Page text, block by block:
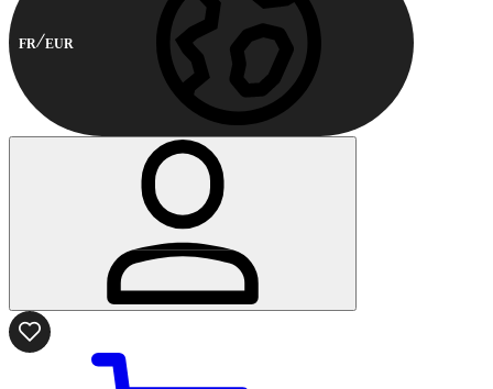
FR EUR